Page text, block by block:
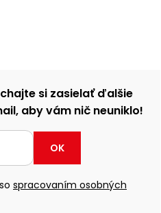
si zasielať ďalšie
aby vám nič neuniklo!
OK
spracovaním osobných